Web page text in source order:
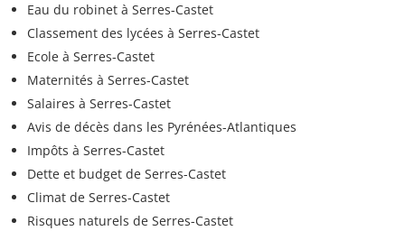
Eau du robinet à Serres-Castet
Classement des lycées à Serres-Castet
Ecole à Serres-Castet
Maternités à Serres-Castet
Salaires à Serres-Castet
Avis de décès dans les Pyrénées-Atlantiques
Impôts à Serres-Castet
Dette et budget de Serres-Castet
Climat de Serres-Castet
Risques naturels de Serres-Castet